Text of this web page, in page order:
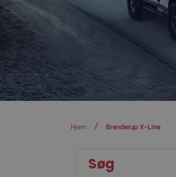
Hjem Brenderup X-Line
Søg